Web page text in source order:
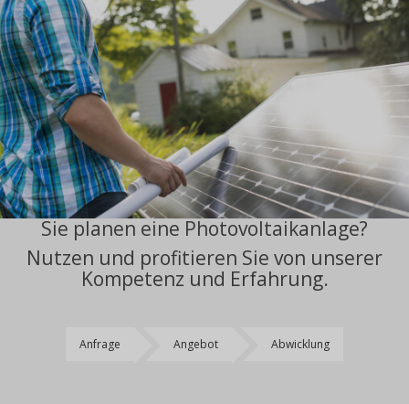
Sie planen eine Photovoltaikanlage?
Nutzen und profitieren Sie von unserer
Kompetenz und Erfahrung.
Anfrage Angebot Abwicklung